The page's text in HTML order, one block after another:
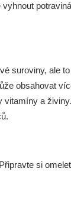
suroviny, ale
obsahovat
a
si